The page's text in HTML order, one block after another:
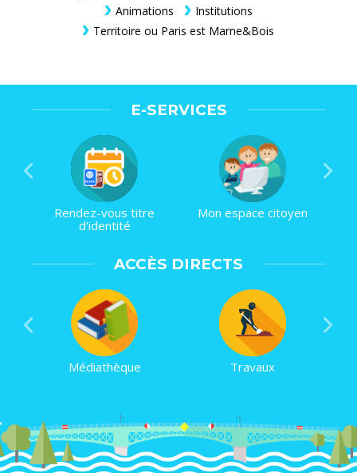
Animations
Institutions
Territoire ou Paris est Marne&Bois
E-SERVICES
Rendez-vous titre
d'identité
Mon espace citoyen
ACCÈS DIRECTS
Médiathèque Travaux